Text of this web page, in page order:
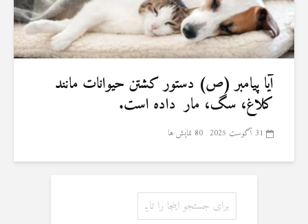
آیا پیامبر (ص) دستور کشتن حیوانات مانند
کلاغ، سگ، مار داده است.
31 آگوست 2025 80 نمایش ها